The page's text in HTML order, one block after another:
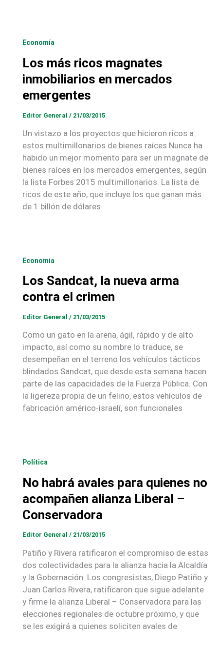
Economía
Los más ricos magnates
inmobiliarios en mercados
emergentes
Editor General / 21/03/2015
Un vistazo a los proyectos que hicieron ricos a
estos multimillonarios de bienes raíces Nunca ha
habido un mejor momento para ser un magnate de
bienes raíces en los mercados emergentes, según
la lista Forbes 2015 multimillonarios. La lista de
ricos de este año, que incluye los que ganan más
de 1 billón de dólares
Economía
Los Sandcat, la nueva arma
contra el crimen
Editor General / 21/03/2015
Como un gato en la arena, ágil, rápido y de alto
impacto, así como su nombre lo traduce, se
desempeñan en el terreno los vehículos tácticos
blindados Sandcat, que desde esta semana hacen
parte de las capacidades de la Fuerza Pública. Con
la ligereza propia de un felino, estos vehículos de
fabricación américo-israelí, son funcionales
Política
No habrá avales para quienes no
acompañen alianza Liberal –
Conservadora
Editor General / 21/03/2015
Patiño y Rivera ratificaron el compromiso de estas
dos colectividades para la alianza hacia la Alcaldía
y la Gobernación. Los congresistas, Diego Patiño y
Juan Carlos Rivera, ratificaron que sigue adelante
y firme la alianza Liberal – Conservadora para las
elecciones regionales de octubre próximo, y que
se les exigirá a quienes soliciten avales de